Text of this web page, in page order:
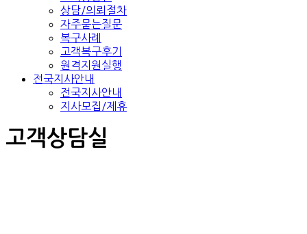
상담/의뢰절차
자주묻는질문
복구사례
고객복구후기
원격지원실행
전국지사안내
전국지사안내
지사모집/제휴
고객상담실